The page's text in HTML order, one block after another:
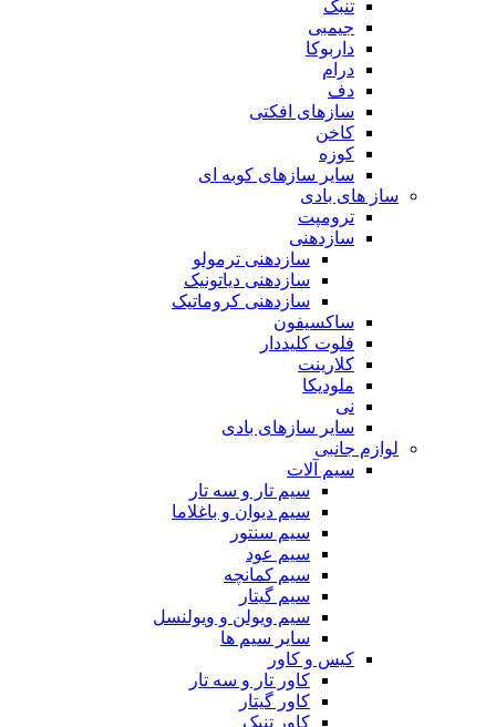
تنبک
جیمبی
داربوکا
درام
دف
سازهای افکتی
کاخن
کوزه
سایر سازهای کوبه ای
ساز های بادی
ترومپت
سازدهنی
سازدهنی ترمولو
سازدهنی دیاتونیک
سازدهنی کروماتیک
ساکسیفون
فلوت کلیددار
کلارینت
ملودیکا
نی
سایر سازهای بادی
لوازم جانبی
سیم آلات
سیم تار و سه تار
سیم دیوان و باغلاما
سیم سنتور
سیم عود
سیم کمانچه
سیم گیتار
سیم ویولن و ویولنسل
سایر سیم ها
کیس و کاور
کاور تار و سه تار
کاور گیتار
کاور تنبک